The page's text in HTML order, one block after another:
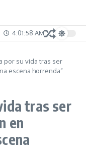
4:01:58 AM
por su vida tras ser
escena horrenda”
tras ser
en